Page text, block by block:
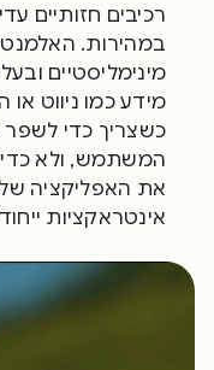
רכיבים חזותיים
במהירות.
מינימליסטיים
מידע כמו ניווט
כשצריך כדי לשפר
המשתמש, ולא כדי
אינטראקציות